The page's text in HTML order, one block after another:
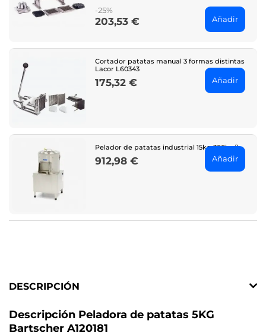
-25%
Price
203,53 € Añadir
Cortador patatas manual 3 formas distintas
Lacor L60343
Price
175,32 € Añadir
Pelador de patatas industrial 15kg 300kg/h
Price
912,98 € Añadir
DESCRIPCIÓN
Descripción Peladora de patatas 5KG
Bartscher A120181